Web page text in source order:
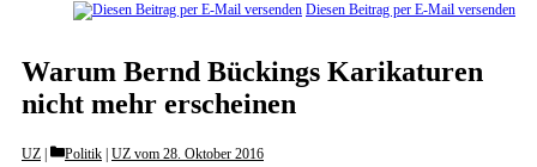
Diesen Beitrag per E-Mail versenden
Warum Bernd Bückings Karikaturen
nicht mehr erscheinen
UZ Categories
Politik UZ vom 28. Oktober 2016